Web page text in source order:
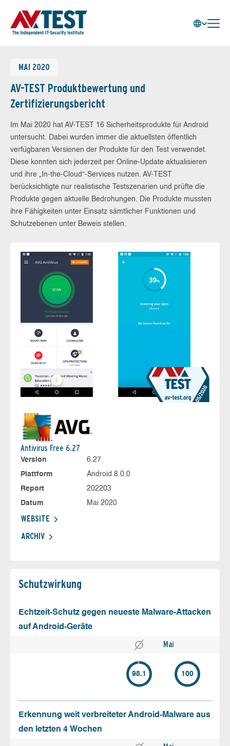
MAI 2020
AV-TEST Produktbewertung und
Zertifizierungsbericht
Im Mai 2020 hat AV-TEST 16 Sicherheitsprodukte für Android
untersucht. Dabei wurden immer die aktuellsten öffentlich
verfügbaren Versionen der Produkte für den Test verwendet.
Diese konnten sich jederzeit per Online-Update aktualisieren
und ihre „In-the-Cloud“-Services nutzen. AV-TEST
berücksichtigte nur realistische Testszenarien und prüfte die
Produkte gegen aktuelle Bedrohungen. Die Produkte mussten
ihre Fähigkeiten unter Einsatz sämtlicher Funktionen und
Schutzebenen unter Beweis stellen.
Antivirus Free 6.27
Version
6.27
Plattform
Android 8.0.0
Report
202203
Datum
Mai 2020
WEBSITE
ARCHIV
Schutz­wirkung
Echtzeit-Schutz gegen neueste Malware-Attacken
auf Android-Geräte
Mai
98.1 100
Erkennung weit verbreiteter Android-Malware aus
den letzten 4 Wochen